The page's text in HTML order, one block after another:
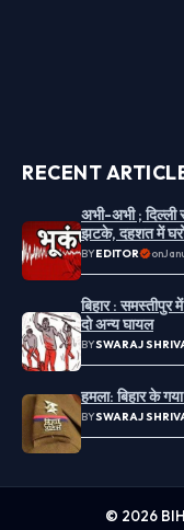
RECENT
अभी-अभी ;
झटके, दहशत में
BYEDITOR on
बिहार : समस्तीपुर
दो अन्य घायल
BYSWARAJ
हमला: बिहार के
BYSWARAJ
© 2026